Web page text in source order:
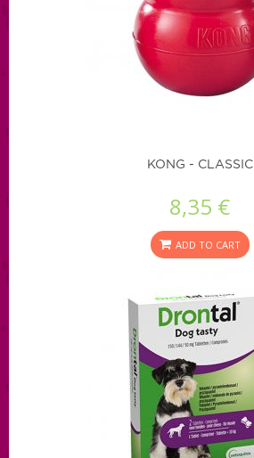
KONG - CLASSIC
8,35 €
ADD TO CART